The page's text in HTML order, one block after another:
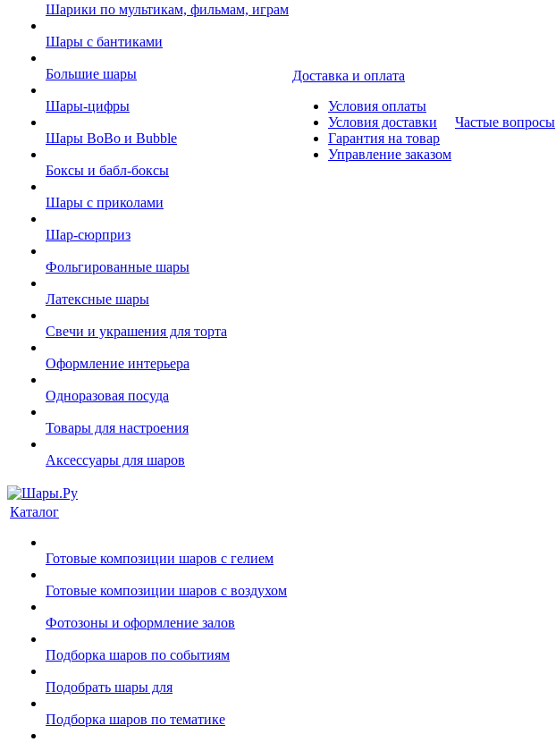
Шарики по мультикам, фильмам, играм
Шары с бантиками
Большие шары
Шары-цифры
Шары BoBo и Bubble
Боксы и бабл-боксы
Шары с приколами
Шар-сюрприз
Фольгированные шары
Латексные шары
Свечи и украшения для торта
Оформление интерьера
Одноразовая посуда
Товары для настроения
Аксессуары для шаров
Доставка и оплата
Условия оплаты
Условия доставки
Гарантия на товар
Управление заказом
Частые вопросы
Каталог
Готовые композиции шаров с гелием
Готовые композиции шаров с воздухом
Фотозоны и оформление залов
Подборка шаров по событиям
Подобрать шары для
Подборка шаров по тематике